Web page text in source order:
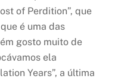
of Perdition”, que
é uma das
gosto muito de
ela
Years”, a última